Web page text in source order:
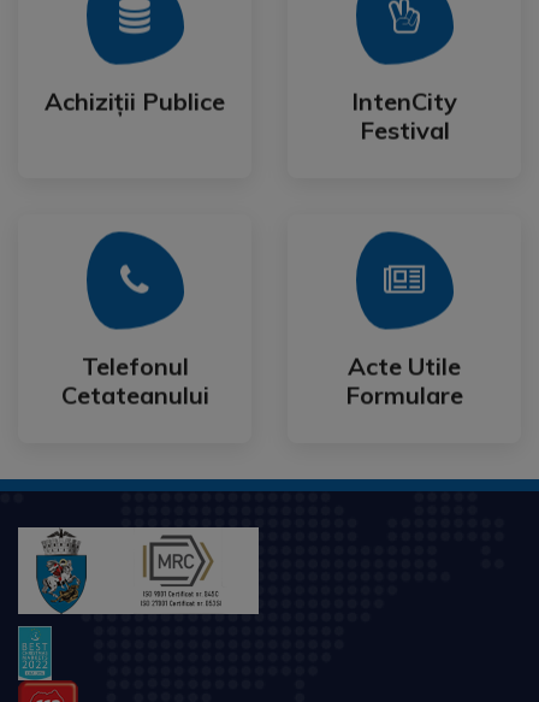
Achiziții Publice
Achiziții Publice
Mai Mult
IntenCity
Festival
IntenCity
Festival
Mai Mult
Telefonul
Cetateanului
Telefonul
Cetateanului
Mai Mult
Acte Utile
Formulare
Acte Utile
Formulare
Mai Mult